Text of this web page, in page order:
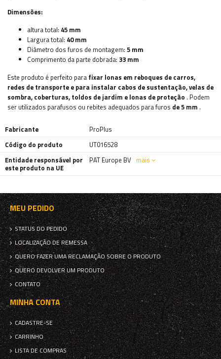
Dimensões:
altura total: 45 mm
Largura total: 40 mm
Diâmetro dos furos de montagem: 5 mm
Comprimento da parte dobrada: 33 mm
Este produto é perfeito para fixar lonas em reboques de carros,
redes de transporte e para instalar cabos de sustentação, velas de
sombra, coberturas, toldos de jardim e lonas de proteção . Podem
ser utilizados parafusos ou rebites adequados para furos de 5 mm .
Fabricante
ProPlus
Código do produto
UT016528
Entidade responsável por
este produto na UE
PAT Europe BV mais
MEU PEDIDO
STATUS DO PEDIDO
LOCALIZAÇÃO DE REMESSA
QUERO FAZER UMA RECLAMAÇÃO SOBRE O PRODUTO
QUERO DEVOLVER UM PRODUTO
CONTATO
MINHA CONTA
CADASTRE-SE
CARRINHO
LISTA DE COMPRAS